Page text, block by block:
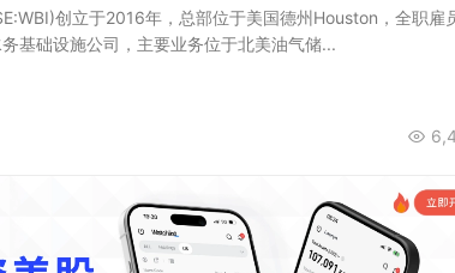
创立于2016年，总部位于美国德州Houston，全职雇
基础设施公司，主要业务位于北美油气储...